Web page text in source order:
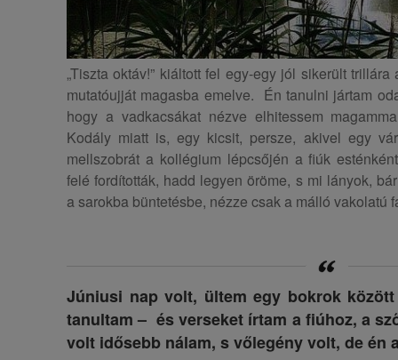
„Tiszta oktáv!” kiáltott fel egy-egy jól sikerült
mutatóujját magasba emelve. Én tanulni jártam
hogy a vadkacsákat nézve elhitessem
Kodály miatt is, egy kicsit, persze, akivel egy
mellszobrát a kollégium lépcsőjén a fiúk
felé fordították, hadd legyen öröme, s mi lányok,
a sarokba büntetésbe, nézze csak a málló vakolatú
Júniusi nap volt, ültem egy bokrok
tanultam – és verseket írtam a fiúhoz, a
volt idősebb nálam, s vőlegény volt, de én